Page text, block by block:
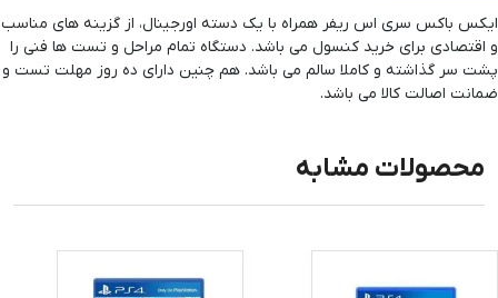
ایکس باکس سری اس ریفر همراه با یک دسته اورجینال، از گزینه های مناسب
و اقتصادی برای خرید کنسول می باشد. دستگاه تمام مراحل و تست ها فنی را
پشت سر گذاشته و کاملا سالم می باشد. هم چنین دارای ده روز مهلت تست و
ضمانت اصالت کالا می باشد.
محصولات مشابه